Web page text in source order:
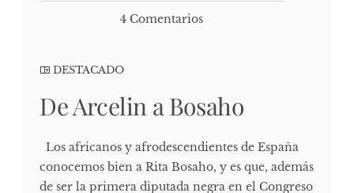
4 Comentarios
DESTACADO
De Arcelin a Bosaho
Los africanos y afrodescendientes de España
conocemos bien a Rita Bosaho, y es que, además
de ser la primera diputada negra en el Congreso